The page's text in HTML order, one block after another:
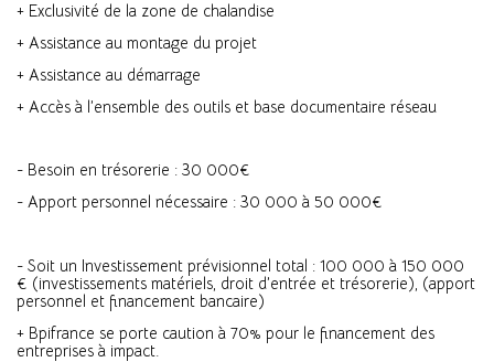
+ Exclusivité de la zone de chalandise
+ Assistance au montage du projet
+ Assistance au démarrage
+ Accès à l’ensemble des outils et base documentaire réseau
- Besoin en trésorerie : 30 000€
- Apport personnel nécessaire : 30 000 à 50 000€
- Soit un Investissement prévisionnel total : 100 000 à 150 000
€ (investissements matériels, droit d’entrée et trésorerie), (apport
personnel et financement bancaire)
+ Bpifrance se porte caution à 70% pour le financement des
entreprises à impact.